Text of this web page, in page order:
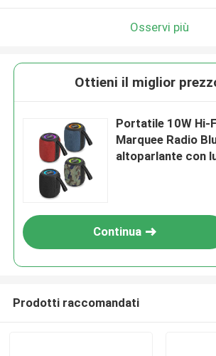
Osservi più
Ottieni il miglior
Portatile 10W Hi-
Marquee Radio
altoparlante con
domestici di alta
Continua
Prodotti raccomandati